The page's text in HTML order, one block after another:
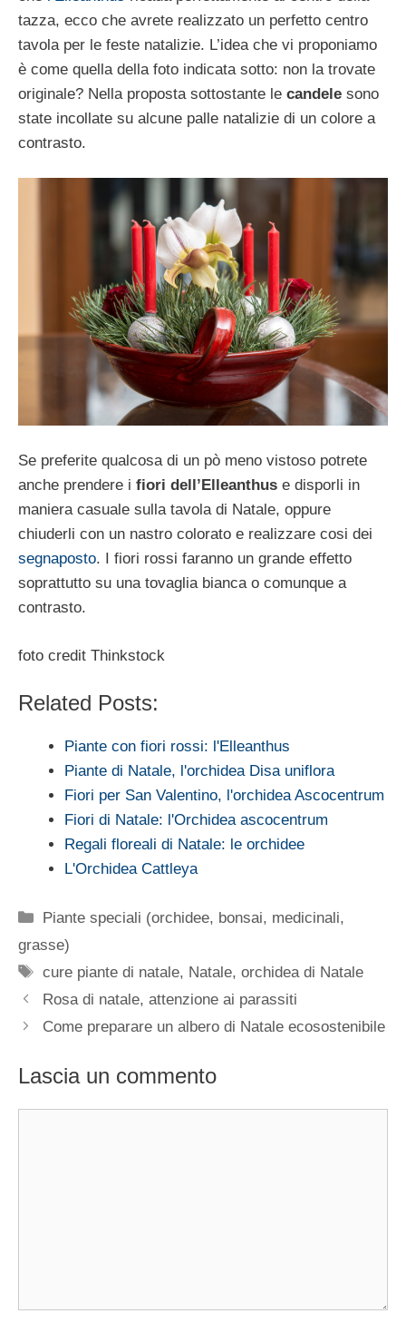
tazza, ecco che avrete realizzato un perfetto centro
tavola per le feste natalizie. L’idea che vi proponiamo
è come quella della foto indicata sotto: non la trovate
originale? Nella proposta sottostante le candele sono
state incollate su alcune palle natalizie di un colore a
contrasto.
Se preferite qualcosa di un pò meno vistoso potrete
anche prendere i fiori dell’Elleanthus e disporli in
maniera casuale sulla tavola di Natale, oppure
chiuderli con un nastro colorato e realizzare cosi dei
segnaposto. I fiori rossi faranno un grande effetto
soprattutto su una tovaglia bianca o comunque a
contrasto.
foto credit Thinkstock
Related Posts:
Piante con fiori rossi: l'Elleanthus
Piante di Natale, l'orchidea Disa uniflora
Fiori per San Valentino, l'orchidea Ascocentrum
Fiori di Natale: l'Orchidea ascocentrum
Regali floreali di Natale: le orchidee
L'Orchidea Cattleya
Categorie
Piante speciali (orchidee, bonsai, medicinali,
grasse)
Tag
cure piante di natale, Natale,orchidea di Natale
Rosa di natale, attenzione ai parassiti
Come preparare un albero di Natale ecosostenibile
Lascia un commento